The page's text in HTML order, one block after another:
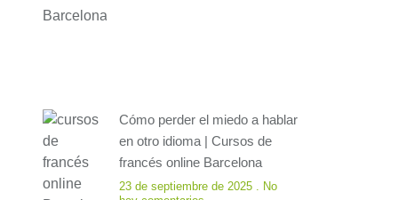
Cómo perder el miedo a hablar
en otro idioma | Cursos de
francés online Barcelona
23 de septiembre de 2025
No